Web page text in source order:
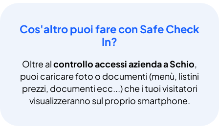
Cos'altro puoi fare con Safe Check
In?
Oltre alcontrollo accessi azienda a Schio,
puoi caricare foto o documenti (menù, listini
prezzi, documenti ecc...) che i tuoi visitatori
visualizzeranno sul proprio smartphone.